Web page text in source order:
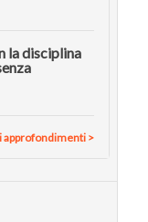
la disciplina
approfondimenti >